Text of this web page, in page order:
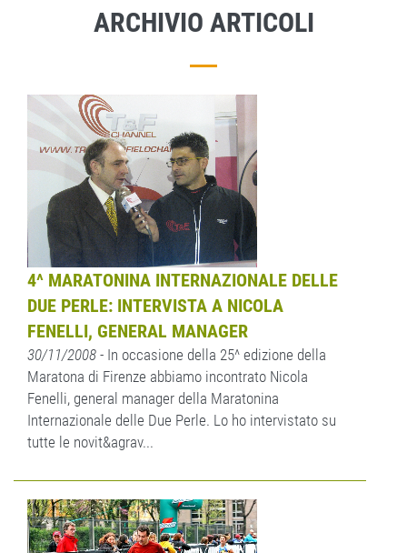
ARCHIVIO ARTICOLI
4^ MARATONINA INTERNAZIONALE DELLE
DUE PERLE: INTERVISTA A NICOLA
FENELLI, GENERAL MANAGER
30/11/2008 - In occasione della 25^ edizione della
Maratona di Firenze abbiamo incontrato Nicola
Fenelli, general manager della Maratonina
Internazionale delle Due Perle. Lo ho intervistato su
tutte le novit&agrav...